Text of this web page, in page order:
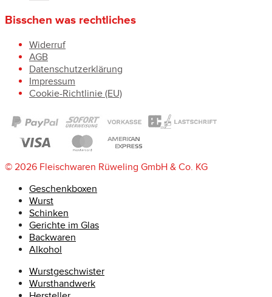
Bisschen was rechtliches
Widerruf
AGB
Datenschutzerklärung
Impressum
Cookie-Richtlinie (EU)
© 2026 Fleischwaren Rüweling GmbH & Co. KG
Geschenkboxen
Wurst
Schinken
Gerichte im Glas
Backwaren
Alkohol
Wurstgeschwister
Wursthandwerk